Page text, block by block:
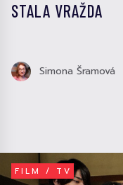
STALA VRAŽDA
Simona Šramová
FILM / TV